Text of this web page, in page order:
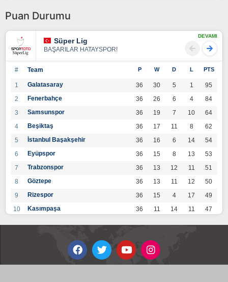
Puan Durumu
Süper Lig
BAŞARILAR HATAYSPOR!
DEVAMI
# Team P W D L PTS
1 Galatasaray 36 30 5 1
95
2
Fenerbahçe 36 26 6 4
84
3
Samsunspor 36 19 7 10
64
4
Beşiktaş 36 17 11 8
62
5
İstanbul Başakşehir 36 16 6 14
54
6
Eyüpspor 36 15 8 13
53
7
Trabzonspor 36 13 12 11
51
8
Göztepe 36 13 11 12
50
9
Rizespor 36 15 4 17
49
10
Kasımpaşa 36 11 14 11
47
36 12
14
Kayserispor 36 11 12 13
45